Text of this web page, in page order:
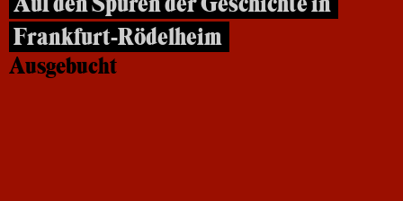
Frankfurt-Rödelheim
Ausgebucht